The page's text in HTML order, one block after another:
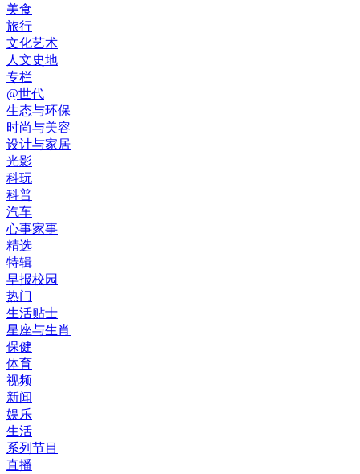
美食
旅行
文化艺术
人文史地
专栏
@世代
生态与环保
时尚与美容
设计与家居
光影
科玩
科普
汽车
心事家事
精选
特辑
早报校园
热门
生活贴士
星座与生肖
保健
体育
视频
新闻
娱乐
生活
系列节目
直播